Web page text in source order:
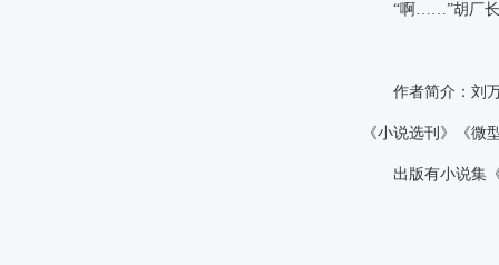
“啊……”胡厂长
作者简介：刘万
《小说选刊》《微
出版有小说集《